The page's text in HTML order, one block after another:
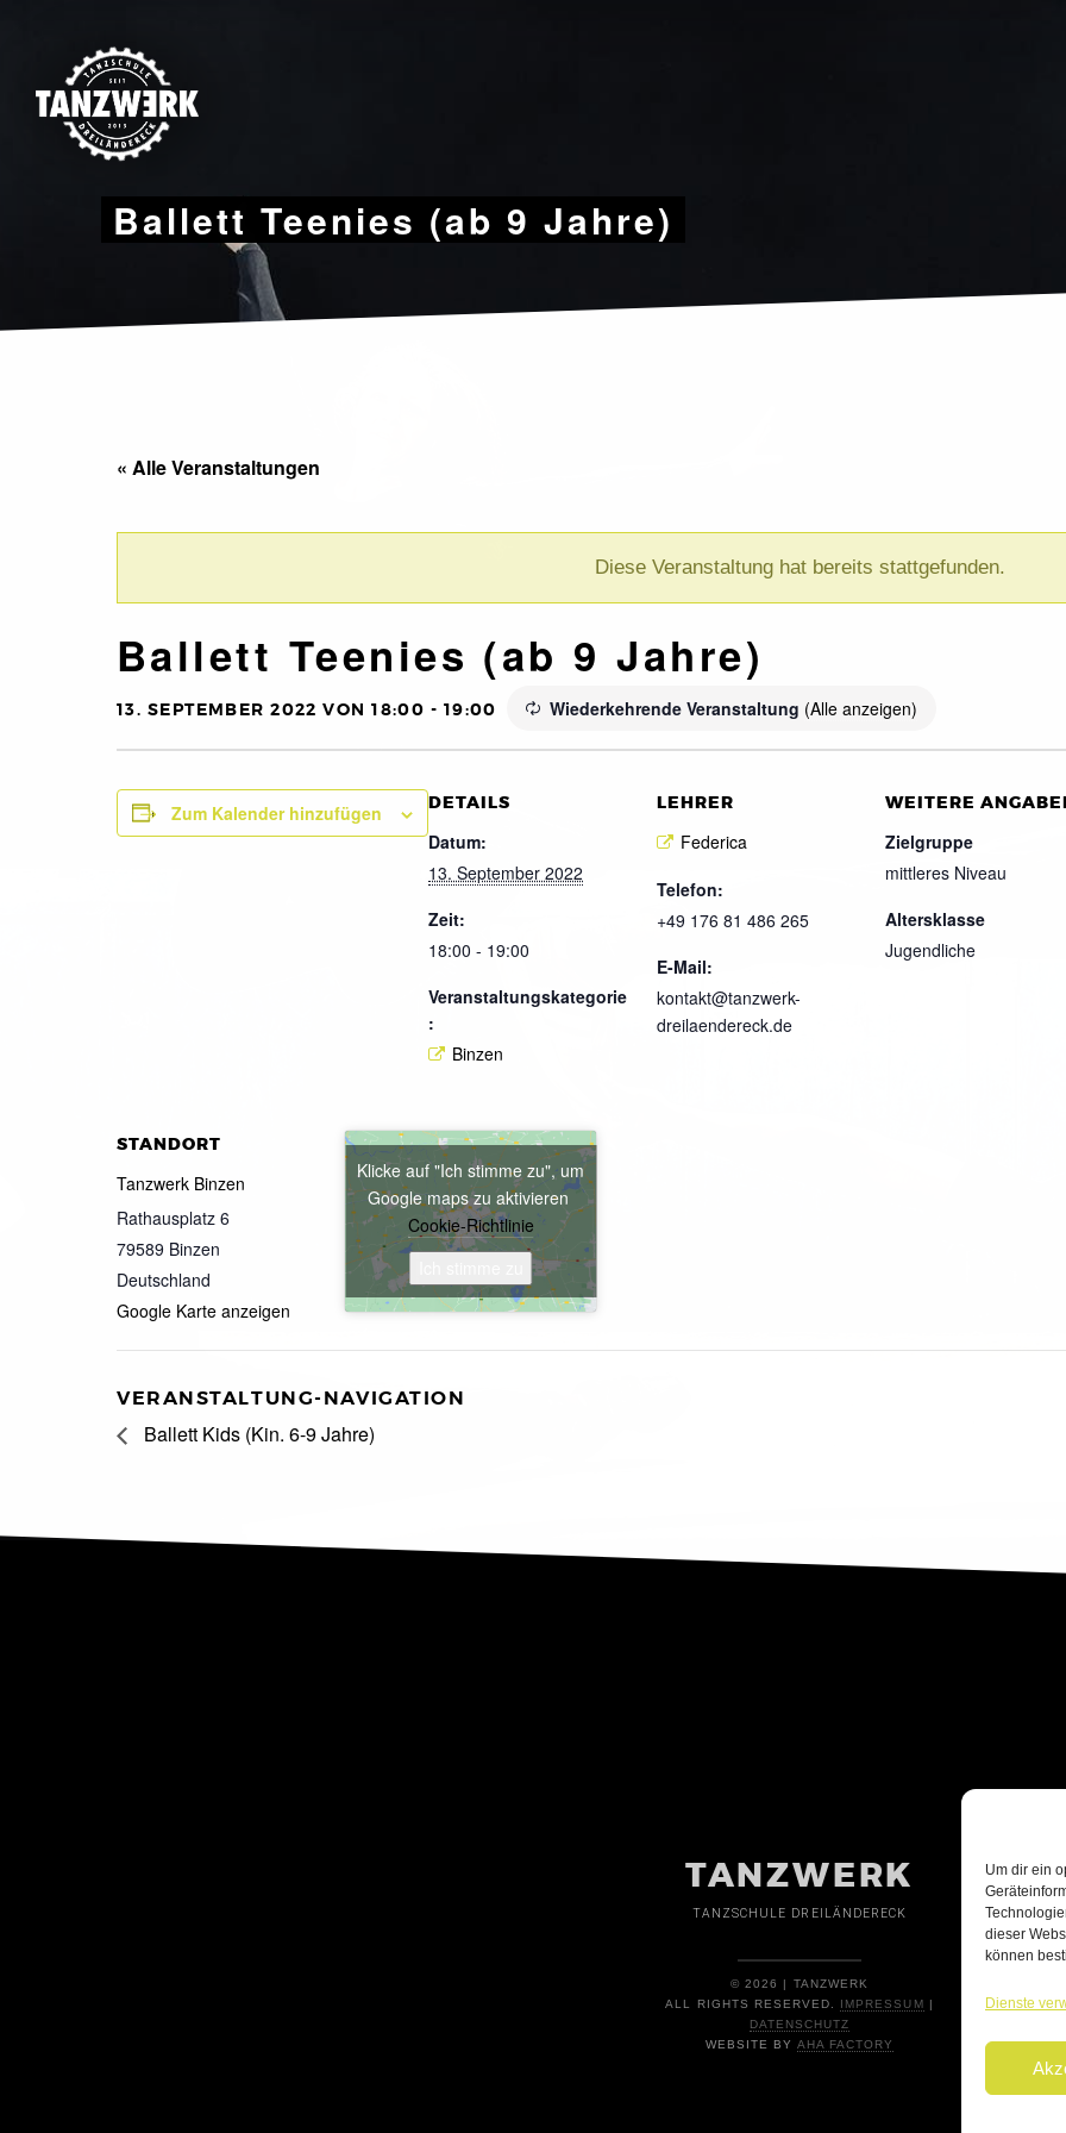
Um dir ein
dieser
können
Dienste
Ballett Teenies (ab 9 Jahre)
« Alle Veranstaltungen
Diese Veranstaltung hat bereits stattgefunden.
Ballett Teenies (ab 9 Jahre)
13. SEPTEMBER 2022 VON 18:00 - 19:00 Wiederkehrende Veranstaltung (Alle anzeigen)
Zum Kalender hinzufügen DETAILS
Datum:
13. September 2022
Zeit:
18:00 - 19:00
Veranstaltungskategorie
:
Binzen
LEHRER
Federica
Telefon:
+49 176 81 486 265
E-Mail:
kontakt@tanzwerk-
dreilaendereck.de
WEITERE
Zielgruppe
mittleres Niveau
Altersklasse
Jugendliche
STANDORT
Tanzwerk Binzen
Rathausplatz 6
79589 Binzen
Deutschland
Google Karte anzeigen
Klicke auf "Ich stimme zu", um
Google maps zu aktivieren
Cookie-Richtlinie
VERANSTALTUNG-NAVIGATION
Ballett Kids (Kin. 6-9 Jahre)
TANZWERK
TANZSCHULE DREILÄNDERECK
© 2026 | TANZWERK
ALL RIGHTS RESERVED. IMPRESSUM |
DATENSCHUTZ
WEBSITE BY AHA FACTORY